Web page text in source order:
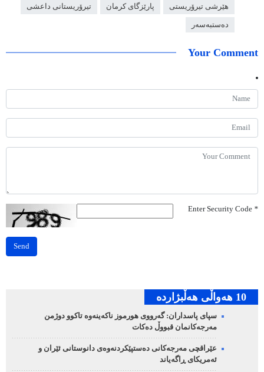
هێرشی تیرۆریستی پارێزگای کرمان تیرۆریستانی داعشی
دەستبەسەر
Your Comment
*
Send
10 هه‌واڵی هه‌ڵبژارده‌
سپای پاسداران: گەرووی هورموز ناکەینەوە تاکوو دوژمن
مەرجەکانمان قبووڵ دەکات
عێراقچی مەرجەکانی دەستپێکردنەوەی دانوستانی ئێران و
ئەمریکای ڕاگەیاند